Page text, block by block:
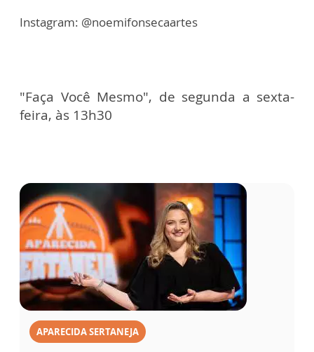
Instagram: @noemifonsecaartes
"Faça Você Mesmo", de segunda a sexta-
feira, às 13h30
APARECIDA SERTANEJA